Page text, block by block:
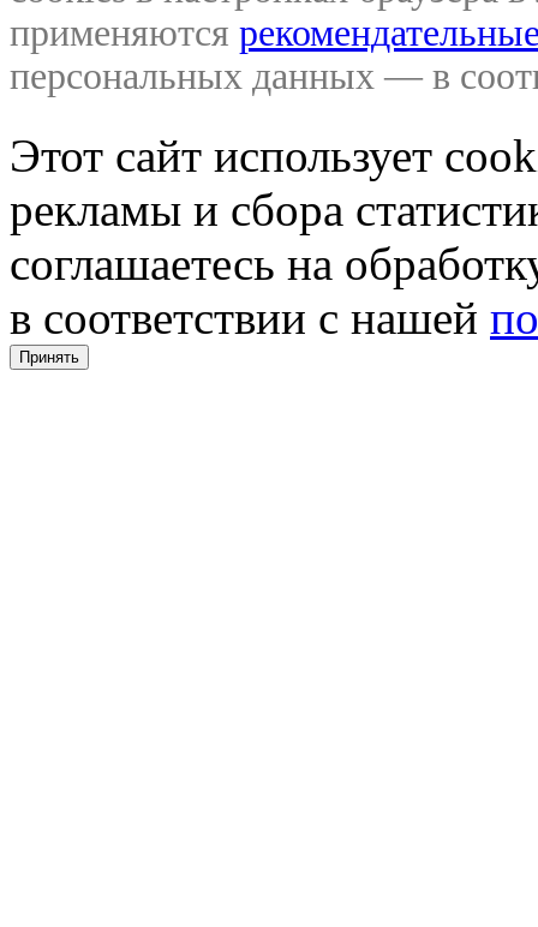
применяются
персональных данных — в
Этот сайт использует
рекламы и сбора
соглашаетесь на
в соответствии с нашей
Принять